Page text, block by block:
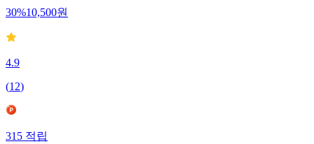
30%10,500원
4.9
(12)